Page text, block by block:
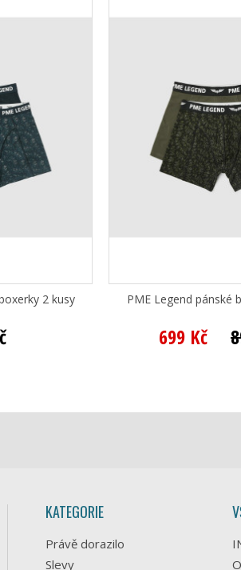
2 kusy PME Legend pánské
699 Kč
KATEGORIE
Právě dorazilo
Slevy